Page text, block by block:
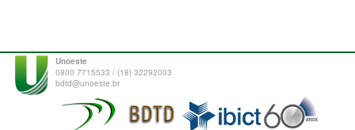
Unoeste
0800 7715533 / (18) 32292003
bdtd@unoeste.br